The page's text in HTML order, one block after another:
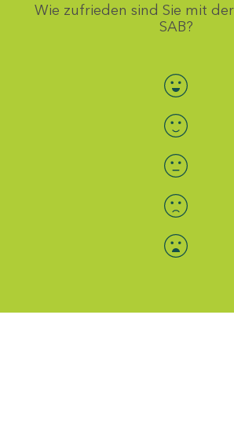
Wie zufrieden sind Sie mit
SAB?
Bewertung